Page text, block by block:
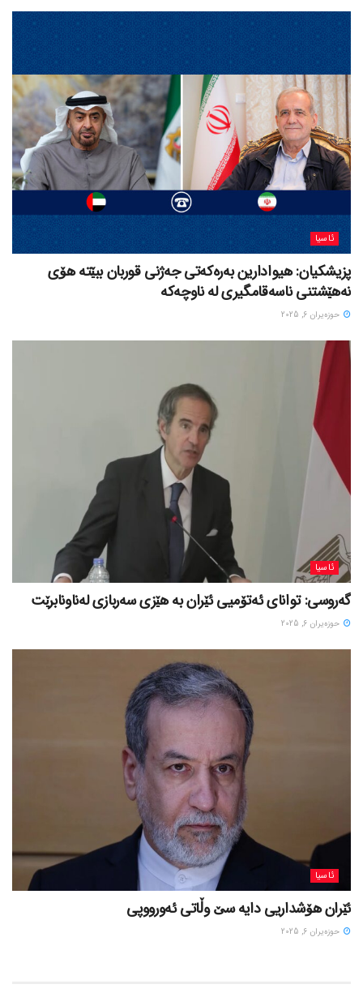
ئاسیا
پزیشکیان: هیوادارین بەرەکەتی جەژنی قوربان ببێتە هۆی
نەهێشتنی ناسەقامگیری لە ناوچەکە
حوزه‌یران 6, 2025
ئاسیا
گەروسی: توانای ئەتۆمیی ئێران بە هێزی سەربازی لەناونابرێت
حوزه‌یران 6, 2025
ئاسیا
ئێران هۆشداریی دایە سێ وڵاتی ئەورووپی
حوزه‌یران 6, 2025